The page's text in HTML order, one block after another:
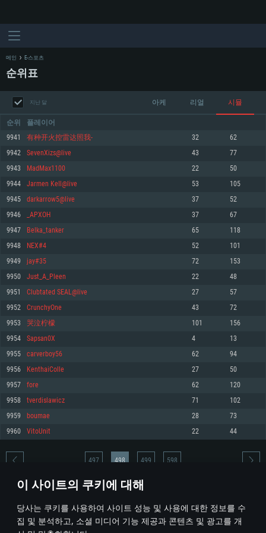
이 사이트의 쿠키에 대해
당사는 쿠키를 사용하여 사이트 성능 및 사용에 대한 정보를 수
집 및 분석하고, 소셜 미디어 기능 제공과 콘텐츠 및 광고를 개
PC
최소사양
운영체제: Windows 10 (64 bit)
프로세서: 2.2 GHz 듀얼코어 이상
메모리: 4GB
그래픽 카드: DirectX 11 이상을 지원하는 AMD Radeon 77XX / NVIDIA
GeForce GT 660. 최소 사양 해상도: 720p
네트워크: 브로드밴드 인터넷
여유 저장 공간: 22.1 GB (최소 클라이언트)
권장 사양
570 혹은 그 이상
여유 저장 공간: 62.2 GB (전체 클라이언트)
최소사양
운영체제: Mac OS Big Sur 11.0
프로세서: 최소 2.2 GHz의 Core i5 (Intel Xeon 은 지원하지 않습니다)
메모리: 6 GB
그래픽 카드: Metal 을 지원하는 Intel Iris Pro 5200 (Mac), 혹은 이와 비슷한 성
능을 가지는 Mac 버전의 AMD/Nvidia. 최소 해상도: 720p
네트워크: 브로드밴드 인터넷
여유 저장 공간: 22.1 GB (최소 클라이언트)
권장 사양
네트워크: 브로드밴드 인터넷
여유 저장 공간: 62.2 GB (전체 클라이언트)
최소사양
운영체제: 64bit Linux 중 최신 버전
프로세서: 2.4 GHz 듀얼코어
메모리: 4 GB
그래픽 카드: Vulkan 을 지원하고, 최신 그래픽 드라이버를 지원하는 NVIDIA
660 (6개월 미만) 혹은 그와 동급의 성능을 가지며 최신 그래픽 드라이버를 지
원하는 AMD (6개월 미만; 최소사양 지원 해상도 720p)
네트워크: 브로드밴드 인터넷
여유 저장 공간: 22.1 GB (최소 클라이언트)
권장 사양
운영체제: Ubuntu 20.04 64bit
프로세서: Intel Core i7
메모리: 16 GB
그래픽 카드: Vulkan 을 지원하고, 최신 그래픽 드라이버를 지원하는 NVIDIA
1060 (6개월 미만) 혹은 그와 동급의 성능을 가지며 최신 그래픽 드라이버를
지원하는 AMD RX 570 (6개월 미만; 최소사양 지원 해상도 720p) 이상
여유 저장 공간: 62.2 GB (전체 클라이언트)
메인 E-스포츠
순위표
지난 달 아케 리얼 시뮬
순위 플레이어
9941 有种开火控雷达照我- 32 62
9942 SevenXizs@live 43 77
9943 MadMax1100 22 50
9944 Jarmen KeIl@live 53 105
9945 darkarrow5@live 37 52
9946 _APXOH 37 67
9947 Belka_tanker 65 118
9948 NEX#4 52 101
9949 jay#35 72 153
9950 Just_A_Pleen 22 48
9951 Clubtated SEAL@live 27 57
9952 CrunchyOne 43 72
9953 哭泣柠檬 101 156
9954 Sapsan0X 4 13
9955 carverboy56 62 94
9956 KenthaiColle 27 50
9957 fore 62 120
9958 tverdislawicz 71 102
9959 boumae 28 73
9960 VitoUnit 22 44
* 순위표는 매일 1회 갱신됩니다
497 498 499 598